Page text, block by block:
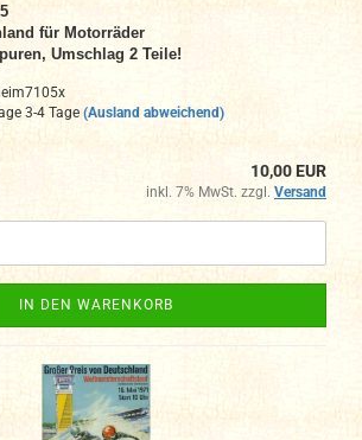
für Motorräder
Umschlag 2 Teile!
3-4 Tage (Ausland abweichend)
10,00 EUR
inkl. 7% MwSt. zzgl. Versand
IN DEN WARENKORB